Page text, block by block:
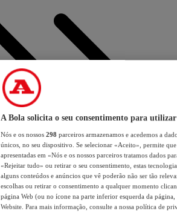
A Bola solicita o seu consentimento para utilizar
Nós e os nossos 298 parceiros armazenamos e acedemos a
únicos, no seu dispositivo. Se selecionar «Aceito», permite
apresentadas em «Nós e os nossos parceiros tratamos dados
«Rejeitar tudo» ou retirar o seu consentimento, estas
alguns conteúdos e anúncios que vê poderão não ser tão
escolhas ou retirar o consentimento a qualquer momento
página Web (ou no ícone na parte inferior esquerda da página,
Website. Para mais informação, consulte a nossa política de